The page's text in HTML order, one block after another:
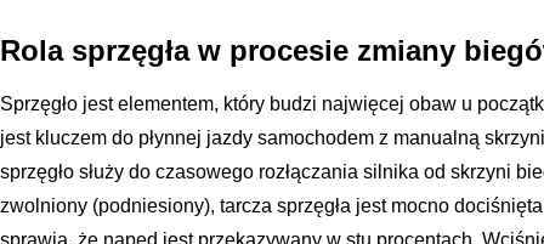
Rola sprzęgła w procesie zmiany
Sprzęgło jest elementem, który budzi najwięcej obaw u
jest kluczem do płynnej jazdy samochodem z manualną
sprzęgło służy do czasowego rozłączania silnika od skrzyni
zwolniony (podniesiony), tarcza sprzęgła jest mocno
sprawia, że napęd jest przekazywany w stu procentach.